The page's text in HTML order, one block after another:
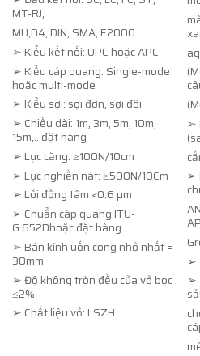
MT-RJ,
MU,D4, DIN, SMA, E2000…
➢ Kiểu kết nối: UPC hoặc APC
➢ Kiểu cáp quang: Single-mode
hoặc multi-mode
➢ Kiểu sợi: sợi đơn, sợi đôi
➢ Chiều dài: 1m, 3m, 5m, 10m,
15m,…đặt hàng
➢ Lực căng: ≥100N/10cm
➢ Lực nghiền nát: ≥500N/10Cm
➢ Lỗi đồng tâm <0.6 µm
➢ Chuẩn cáp quang ITU-
G.652Dhoặc đặt hàng
➢ Bán kính uốn cong nhỏ nhất =
30mm
➢ Độ không tròn đều của vỏ bọc
≤2%
➢ Chất liệu vỏ: LSZH
➢
➢
➢
➢